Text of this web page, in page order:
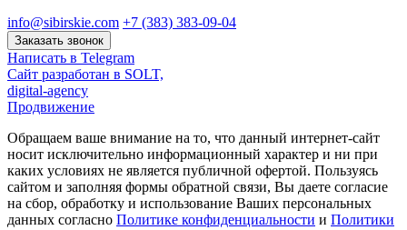
info@sibirskie.com +7 (383) 383-09-04
Заказать звонок
Написать в Telegram
Сайт разработан в SOLT,
digital-agency
Продвижение
Обращаем ваше внимание на то, что данный интернет-сайт
носит исключительно информационный характер и ни при
каких условиях не является публичной офертой. Пользуясь
сайтом и заполняя формы обратной связи, Вы даете согласие
на сбор, обработку и использование Ваших персональных
данных согласно Политике конфиденциальности и Политики